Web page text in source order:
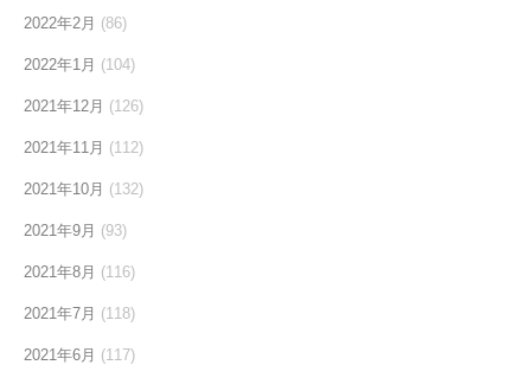
2022年2月 (86)
2022年1月 (104)
2021年12月 (126)
2021年11月 (112)
2021年10月 (132)
2021年9月 (93)
2021年8月 (116)
2021年7月 (118)
2021年6月 (117)